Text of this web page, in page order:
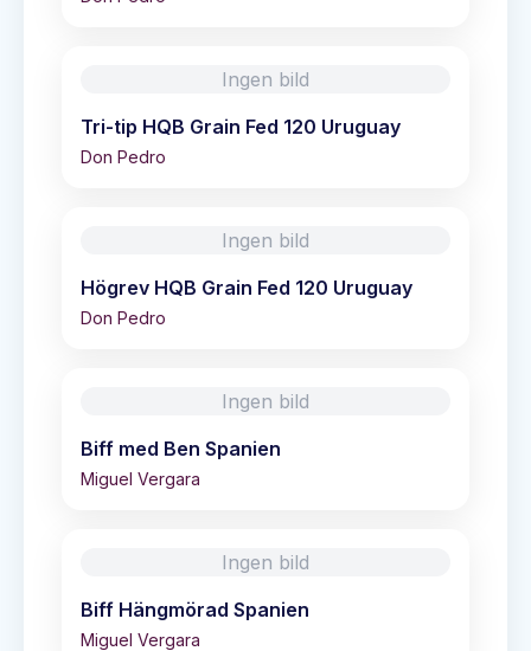
Ingen bild
Tri-tip HQB Grain Fed 120 Uruguay
Don Pedro
Ingen bild
Högrev HQB Grain Fed 120 Uruguay
Don Pedro
Ingen bild
Biff med Ben Spanien
Miguel Vergara
Ingen bild
Biff Hängmörad Spanien
Miguel Vergara